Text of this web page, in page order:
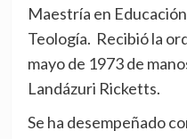
Maestría en
Teología. Recibió la
mayo de 1973 de
Landázuri Ricketts.
Se ha desempeñado